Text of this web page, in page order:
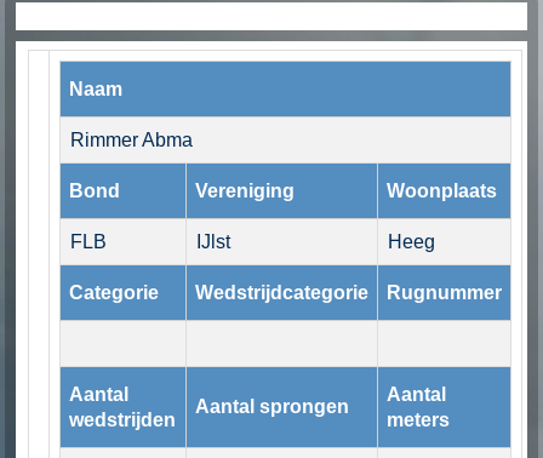
Naam
Rimmer Abma
Bond Vereniging Woonplaats
FLB IJlst Heeg
Categorie Wedstrijdcategorie Rugnummer
Aantal
wedstrijden
Aantal sprongen
Aantal
meters